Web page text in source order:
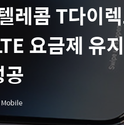
레콤 T다이
요금제 유